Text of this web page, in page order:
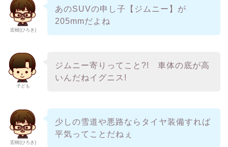
宏樹(ひろき)
あのSUVの申し子【ジムニー】が
205mmだよね
子ども
ジムニー寄りってこと?! 車体の底が高
いんだねイグニス!
宏樹(ひろき)
少しの雪道や悪路ならタイヤ装備すれば
平気ってことだねぇ